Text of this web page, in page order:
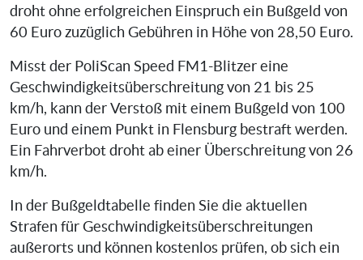
droht ohne erfolgreichen Einspruch ein Bußgeld von
60 Euro zuzüglich Gebühren in Höhe von 28,50 Euro.
Misst der PoliScan Speed FM1-Blitzer eine
Geschwindigkeitsüberschreitung von 21 bis 25
km/h, kann der Verstoß mit einem Bußgeld von 100
Euro und einem Punkt in Flensburg bestraft werden.
Ein Fahrverbot droht ab einer Überschreitung von 26
km/h.
In der Bußgeldtabelle finden Sie die aktuellen
Strafen für Geschwindigkeitsüberschreitungen
außerorts und können kostenlos prüfen, ob sich ein